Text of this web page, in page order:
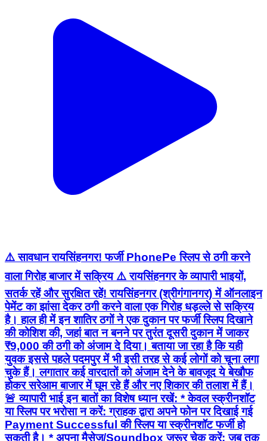
⚠️ सावधान रायसिंहनगर! फर्जी PhonePe स्लिप से ठगी करने
वाला गिरोह बाजार में सक्रिय ⚠️ रायसिंहनगर के व्यापारी भाइयों,
सतर्क रहें और सुरक्षित रहें! रायसिंहनगर (श्रीगंगानगर) में ऑनलाइन
पेमेंट का झांसा देकर ठगी करने वाला एक गिरोह धड़ल्ले से सक्रिय
है। हाल ही में इन शातिर ठगों ने एक दुकान पर फर्जी स्लिप दिखाने
की कोशिश की, जहां बात न बनने पर तुरंत दूसरी दुकान में जाकर
₹9,000 की ठगी को अंजाम दे दिया। बताया जा रहा है कि यही
युवक इससे पहले पदमपुर में भी इसी तरह से कई लोगों को चूना लगा
चुके हैं। लगातार कई वारदातों को अंजाम देने के बावजूद ये बेखौफ
होकर सरेआम बाजार में घूम रहे हैं और नए शिकार की तलाश में हैं।
🚨 व्यापारी भाई इन बातों का विशेष ध्यान रखें: * केवल स्क्रीनशॉट
या स्लिप पर भरोसा न करें: ग्राहक द्वारा अपने फोन पर दिखाई गई
Payment Successful की स्लिप या स्क्रीनशॉट फर्जी हो
सकती है। * अपना मैसेज/Soundbox जरूर चेक करें: जब तक